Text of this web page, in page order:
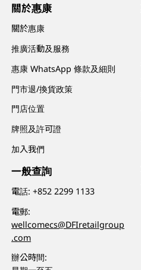
關於惠康
關於惠康
推廣活動及服務
惠康 WhatsApp 條款及細則
門市退/換貨政策
門店位置
牌照及許可證
加入我們
一般查詢
電話:+852 2299 1133
電郵:
wellcomecs@DFIretailgroup
.com
辦公時間: